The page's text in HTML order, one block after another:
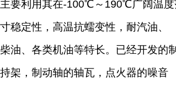
主要利用其在-100℃～190℃广阔温度
寸稳定性，高温抗蠕变性，耐汽油、
柴油、各类机油等特长。已经开发的
持架，制动轴的轴瓦，点火器的噪音